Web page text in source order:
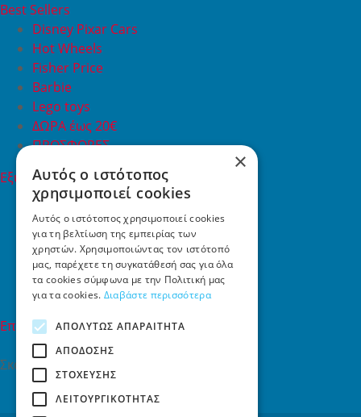
Best Sellers
Disney Pixar Cars
Hot Wheels
Fisher Price
Barbie
Lego toys
ΔΩΡΑ έως 20€
ΠΡΟΣΦΟΡΕΣ
Εξυπηρέτηση Πελατών
Εξυπηρέτηση πελατών
Συχνές ερωτήσεις
Όροι χρήσης
Τρόποι Πληρωμής
Επιστροφές
Επικοινωνία
Επικοινωνία
Σκαλάνι, Ηράκλειο Κρήτης
2810731415
info[at]toys4u.gr
×
Αυτός ο ιστότοπος
χρησιμοποιεί cookies
Αυτός ο ιστότοπος χρησιμοποιεί cookies
για τη βελτίωση της εμπειρίας των
χρηστών. Χρησιμοποιώντας τον ιστότοπό
μας, παρέχετε τη συγκατάθεσή σας για όλα
τα cookies σύμφωνα με την Πολιτική μας
για τα cookies. Διαβάστε περισσότερα
ΑΠΟΛΎΤΩΣ ΑΠΑΡΑΊΤΗΤΑ
ΑΠΌΔΟΣΗΣ
ΣΤΌΧΕΥΣΗΣ
ΛΕΙΤΟΥΡΓΙΚΌΤΗΤΑΣ